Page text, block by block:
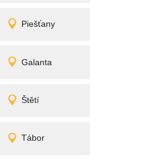
Piešťany
Detail
promítání
Galanta
Detail
promítání
Štětí
Detail
promítání
Tábor
Detail
promítání